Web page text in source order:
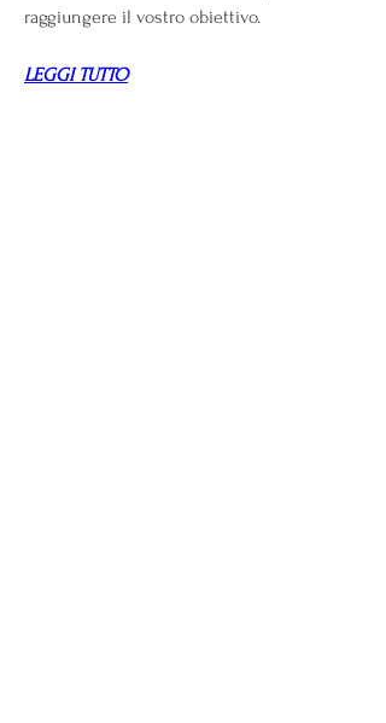
raggiungere il vostro obiettivo.
LEGGI TUTTO